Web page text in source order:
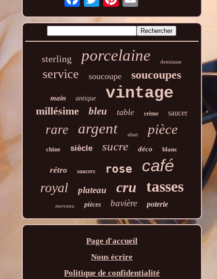
sterling porcelaine demitasse
service soucoupe soucoupes
main antique vintage
millésime bleu table crème saucer
rare argent albert pièce
chine siècle sucre déco blanc
rétro saucers rose café
royal plateau cru tasses
morceau pièces bavière poterie
Page d'accueil
Nous écrire
Politique de confidentialité